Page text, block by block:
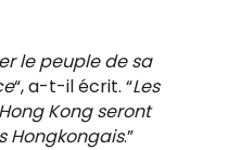
le peuple de sa
“, a-t-il écrit. “Les
Kong seront
Hongkongais.”